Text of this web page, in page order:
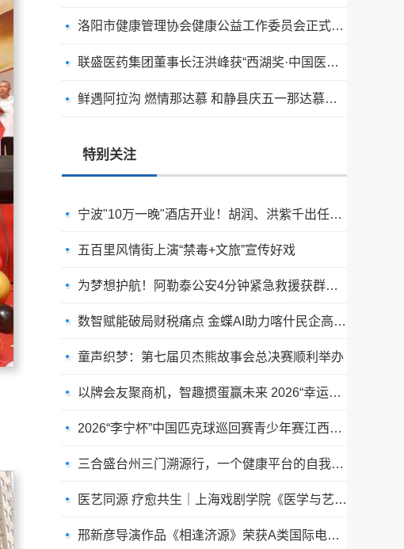
洛阳市健康管理协会健康公益工作委员会正式成立
联盛医药集团董事长汪洪峰获“西湖奖·中国医药产业杰出人物”奖
鲜遇阿拉沟 燃情那达慕 和静县庆五一那达慕大会启幕
特别关注
墨韵迎佳节 丹青颂五一
宁波"10万一晚"酒店开业！胡润、洪紫千出任首席体验官
五百里风情街上演“禁毒+文旅”宣传好戏
数智赋能破局财税痛点 金蝶AI助力喀什民企高质量发展
童声织梦：第七届贝杰熊故事会总决赛顺利举办
以牌会友聚商机，智趣掼蛋赢未来 2026“幸运汇杯”掼蛋联谊赛盛大举办
2026“李宁杯”中国匹克球巡回赛青少年赛江西庐山西海站（CPC-J180）圆满收拍！
三合盛台州三门溯源行，一个健康平台的自我修养
医艺同源 疗愈共生｜上海戏剧学院《医学与艺术》跨界融合系列讲堂正式开课
邢新彦导演作品《相逢济源》荣获A类国际电影节最佳作品奖
一封家书，让爱可见：《重启家书》发布会在上海书城圆满落幕